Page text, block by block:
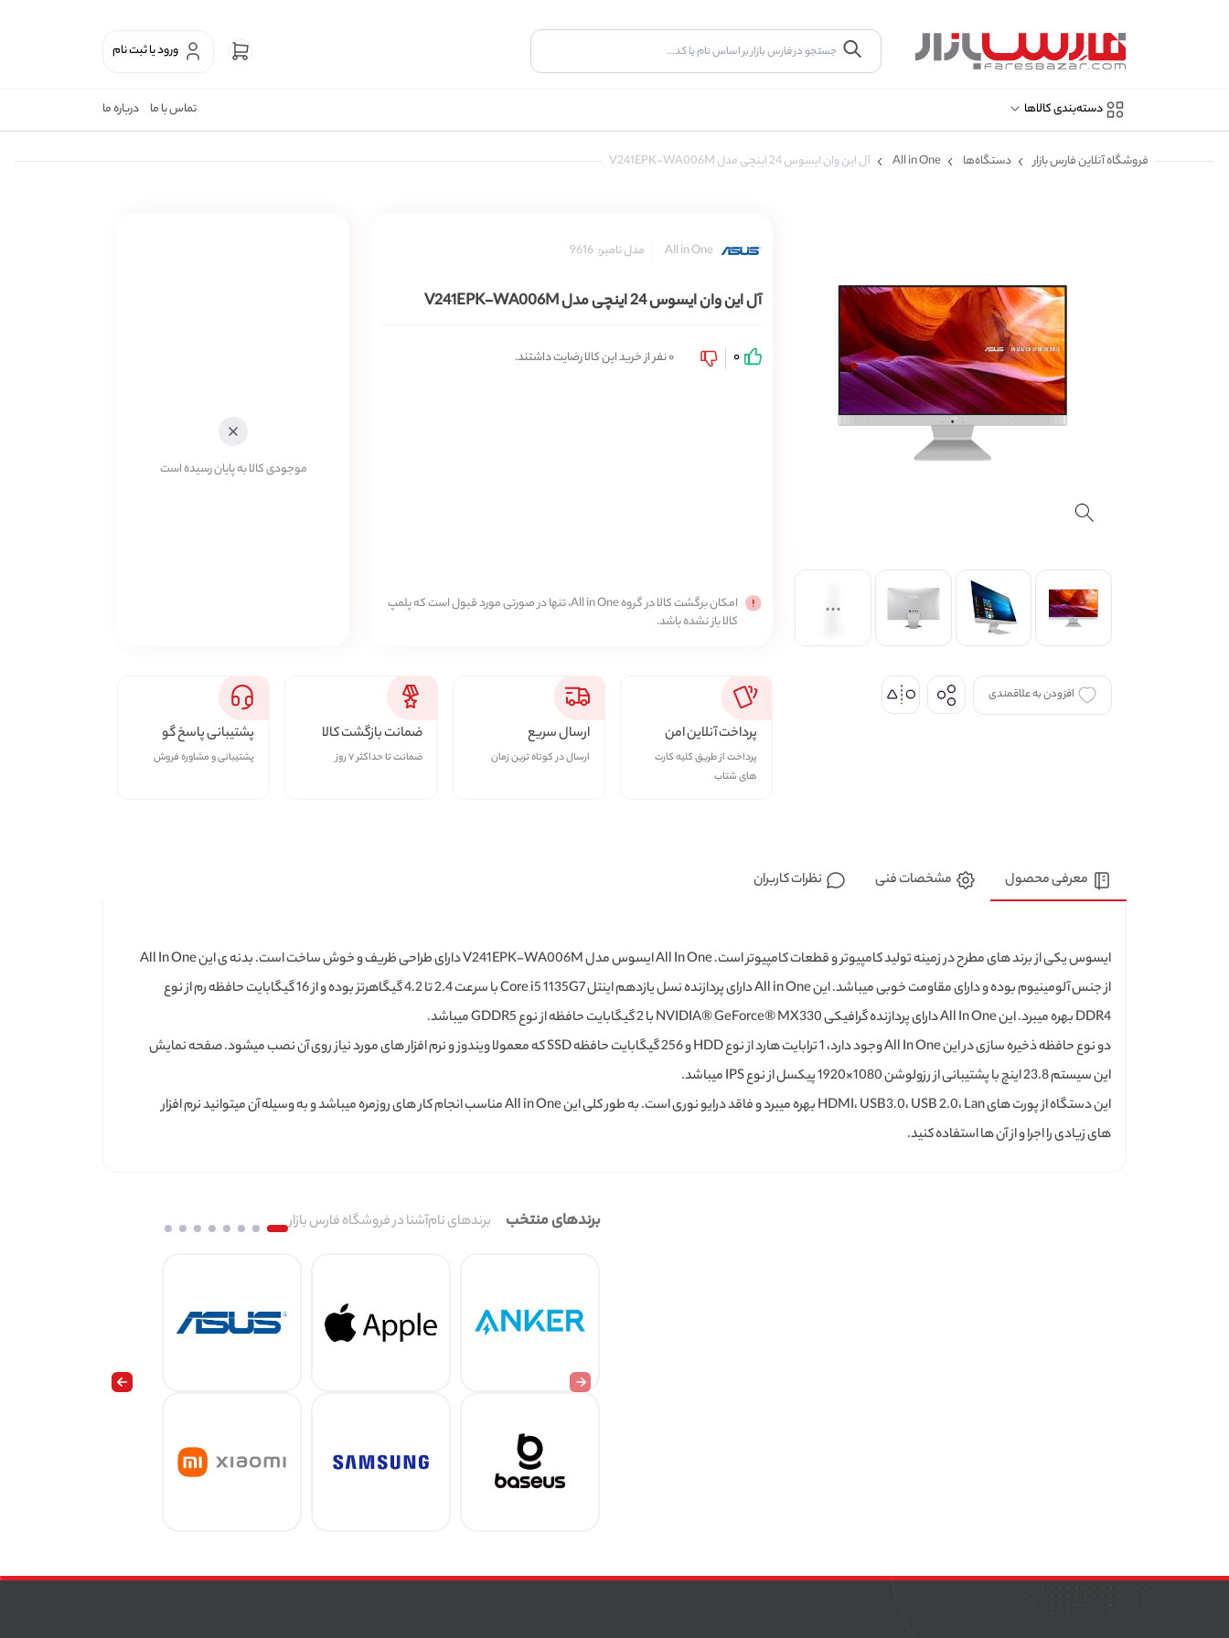
ورود یا ثبت نام
دسته‌بندی کالاها تماس با ما درباره ما
فروشگاه آنلاین فارس بازار دستگاه‌ها All in One آل این وان ایسوس 24 اینچی مدل V241EPK-WA006M
All in One مدل نامبر: 9616
آل این وان ایسوس 24 اینچی مدل V241EPK-WA006M
0 0 نفر از خرید این کالا رضایت داشتند.
امکان برگشت کالا در گروه All in One، تنها در صورتی مورد قبول است که پلمپ
کالا باز نشده باشد.
موجودی کالا به پایان رسیده است
افزودن به علاقمندی اشتراک گذاری
پرداخت آنلاین امن
پرداخت از طریق کلیه کارت
های شتاب
ارسال سریع
ارسال در کوتاه ترین زمان
ضمانت بازگشت کالا
ضمانت تا حداکثر ۷ روز
پشتیبانی پاسخ گو
پشتیبانی و مشاوره فروش
معرفی محصول مشخصات فنی نظرات کاربران
ایسوس یکی از برند های مطرح در زمینه تولید کامپیوتر و قطعات کامپیوتر است. All In One ایسوس مدل V241EPK-WA006M دارای طراحی ظریف و خوش ساخت است. بدنه ی این All In One
از جنس آلومینیوم بوده و دارای مقاومت خوبی میباشد. این All in One دارای پردازنده نسل یازدهم اینتل Core i5 1135G7 با سرعت 2.4 تا 4.2 گیگاهرتز بوده و از 16 گیگابایت حافظه رم از نوع
DDR4 بهره میبرد. این All In One دارای پردازنده گرافیکی NVIDIA® GeForce® MX330 با 2 گیگابایت حافظه از نوع GDDR5 میباشد.
دو نوع حافظه ذخیره سازی در این All In One وجود دارد، 1 ترابایت هارد از نوع HDD و 256 گیگابایت حافظه SSD که معمولا ویندوز و نرم افزار های مورد نیاز روی آن نصب میشود. صفحه نمایش
این سیستم 23.8 اینچ با پشتیبانی از رزولوشن 1080×1920 پیکسل از نوع IPS میباشد.
این دستگاه از پورت های HDMI، USB3.0، USB 2.0، Lan بهره میبرد و فاقد درایو نوری است. به طور کلی این All in One مناسب انجام کار های روزمره میباشد و به وسیله آن میتوانید نرم افزار
های زیادی را اجرا و از آن ها استفاده کنید.
برندهای منتخب برندهای نام‌آشنا در فروشگاه فارس بازار